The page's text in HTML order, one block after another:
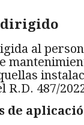
dirigido
al
R.D. 487/
de